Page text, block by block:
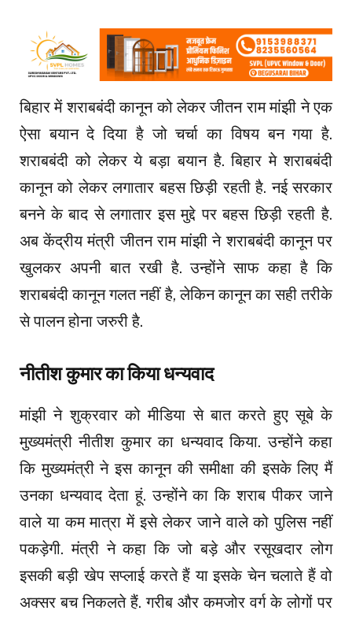
बिहार में शराबबंदी कानून को लेकरजीतनराममांझी ने एक
ऐसा बयान दे दिया है जो चर्चा का विषय बन गया है.
शराबबंदी को लेकर ये बड़ा बयानहै.बिहार मे शराबबंदी
कानून को लेकर लगातार बहस छिड़ी रहती है.नई सरकार
बनने के बाद से लगातार इस मुद्दे पर बहस छिड़ी रहती है.
अब केंद्रीय मंत्री जीतन राम मांझी ने शराबबंदी कानून पर
खुलकर अपनी बात रखी है.उन्होंने साफ कहा है कि
शराबबंदी कानून गलत नहीं है,लेकिन कानून का सही तरीके
से पालन होना जरुरी है.
नीतीशकुमारकाकिया धन्यवाद
मांझी ने शुक्रवार को मीडिया से बात करते हुए सूबे के
मुख्यमंत्री नीतीश कुमार का धन्यवाद किया.उन्होंने कहा
कि मुख्यमंत्री ने इस कानून की समीक्षा की इसके लिए मैं
उनका धन्यवाद देता हूं.उन्होंने का कि शराब पीकर जाने
वाले या कम मात्रा में इसे लेकर जाने वाले को पुलिस नहीं
पकड़ेगी.मंत्री ने कहा कि जो बड़े और रसूखदार लोग
इसकी बड़ी खेप सप्लाई करते हैं या इसके चेन चलाते हैं वो
अक्सर बच निकलते हैं.गरीब और कमजोर वर्ग के लोगों पर